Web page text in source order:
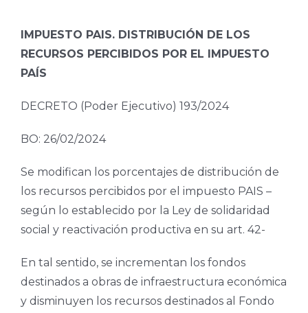
IMPUESTO PAIS. DISTRIBUCIÓN DE LOS
RECURSOS PERCIBIDOS POR EL IMPUESTO
PAÍS
DECRETO (Poder Ejecutivo) 193/2024
BO: 26/02/2024
Se modifican los porcentajes de distribución de
los recursos percibidos por el impuesto PAIS –
según lo establecido por la Ley de solidaridad
social y reactivación productiva en su art. 42-
En tal sentido, se incrementan los fondos
destinados a obras de infraestructura económica
y disminuyen los recursos destinados al Fondo